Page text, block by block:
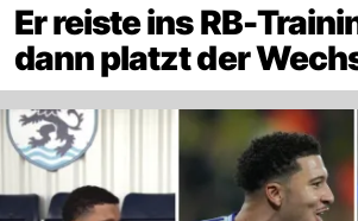
Er reiste ins RB-
dann platzt der